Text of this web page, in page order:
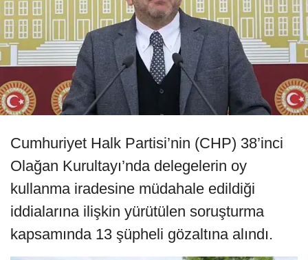
Cumhuriyet Halk Partisi’nin (CHP) 38’inci
Olağan Kurultayı’nda delegelerin oy
kullanma iradesine müdahale edildiği
iddialarına ilişkin yürütülen soruşturma
kapsamında 13 şüpheli gözaltına alındı.